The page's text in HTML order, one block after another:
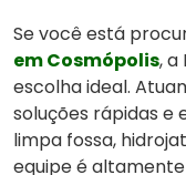
Se você está
em Cosmópolis, a
escolha ideal.
soluções rápidas e
limpa fossa,
equipe é